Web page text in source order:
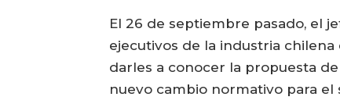
El 26 de septiembre pasado, el
ejecutivos de la industria
darles a conocer la propuesta
nuevo cambio normativo para el